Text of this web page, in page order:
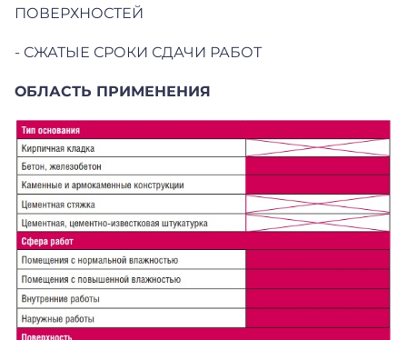
ПОВЕРХНОСТЕЙ
- СЖАТЫЕ СРОКИ СДАЧИ РАБОТ
ОБЛАСТЬ ПРИМЕНЕНИЯ